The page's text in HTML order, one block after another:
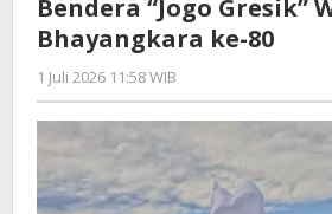
Bendera
"Jogo
80
Bendera “Jogo Gresik”
Bhayangkara ke-80
1 Juli 2026 11:58 WIB
Andika
DP